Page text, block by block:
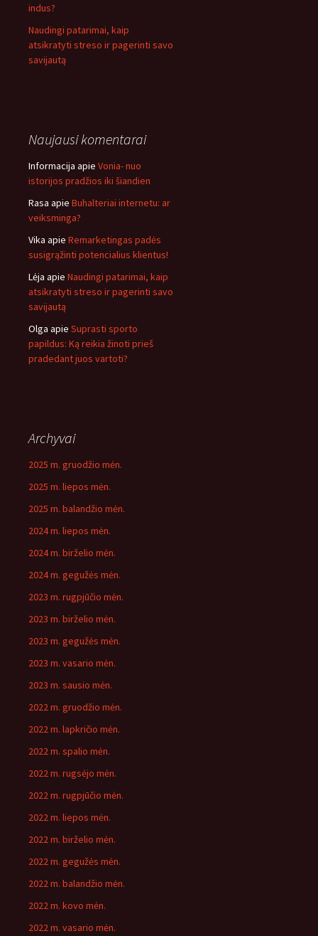
indus?
Naudingi patarimai, kaip
atsikratyti streso ir pagerinti savo
savijautą
Naujausi komentarai
Informacija apie Vonia- nuo
istorijos pradžios iki šiandien
Rasa apie Buhalteriai internetu: ar
veiksminga?
Vika apie Remarketingas padės
susigrąžinti potencialius klientus!
Lėja apie Naudingi patarimai, kaip
atsikratyti streso ir pagerinti savo
savijautą
Olga apie Suprasti sporto
papildus: Ką reikia žinoti prieš
pradedant juos vartoti?
Archyvai
2025 m. gruodžio mėn.
2025 m. liepos mėn.
2025 m. balandžio mėn.
2024 m. liepos mėn.
2024 m. birželio mėn.
2024 m. gegužės mėn.
2023 m. rugpjūčio mėn.
2023 m. birželio mėn.
2023 m. gegužės mėn.
2023 m. vasario mėn.
2023 m. sausio mėn.
2022 m. gruodžio mėn.
2022 m. lapkričio mėn.
2022 m. spalio mėn.
2022 m. rugsėjo mėn.
2022 m. rugpjūčio mėn.
2022 m. liepos mėn.
2022 m. birželio mėn.
2022 m. gegužės mėn.
2022 m. balandžio mėn.
2022 m. kovo mėn.
2022 m. vasario mėn.